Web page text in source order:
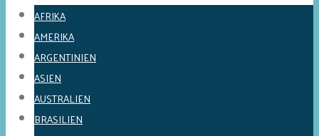
AFRIKA
AMERIKA
ARGENTINIEN
ASIEN
AUSTRALIEN
BRASILIEN